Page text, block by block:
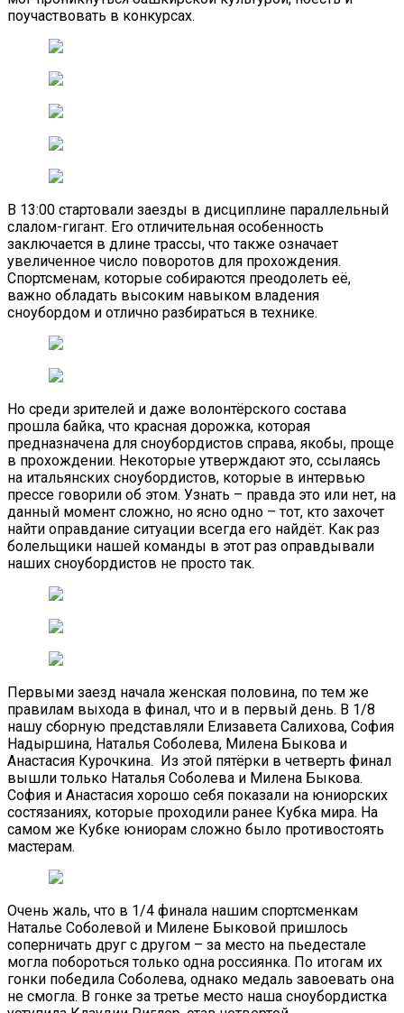
поучаствовать в конкурсах.
В 13:00 стартовали заезды в дисциплине параллельный
слалом-гигант. Его отличительная особенность
заключается в длине трассы, что также означает
увеличенное число поворотов для прохождения.
Спортсменам, которые собираются преодолеть её,
важно обладать высоким навыком владения
сноубордом и отлично разбираться в технике.
Но среди зрителей и даже волонтёрского состава
прошла байка, что красная дорожка, которая
предназначена для сноубордистов справа, якобы, проще
в прохождении. Некоторые утверждают это, ссылаясь
на итальянских сноубордистов, которые в интервью
прессе говорили об этом. Узнать – правда это или нет, на
данный момент сложно, но ясно одно – тот, кто захочет
найти оправдание ситуации всегда его найдёт. Как раз
болельщики нашей команды в этот раз оправдывали
наших сноубордистов не просто так.
Первыми заезд начала женская половина, по тем же
правилам выхода в финал, что и в первый день. В 1/8
нашу сборную представляли Елизавета Салихова, София
Надыршина, Наталья Соболева, Милена Быкова и
Анастасия Курочкина. Из этой пятёрки в четверть финал
вышли только Наталья Соболева и Милена Быкова.
София и Анастасия хорошо себя показали на юниорских
состязаниях, которые проходили ранее Кубка мира. На
самом же Кубке юниорам сложно было противостоять
мастерам.
Очень жаль, что в 1/4 финала нашим спортсменкам
Наталье Соболевой и Милене Быковой пришлось
соперничать друг с другом – за место на пьедестале
могла побороться только одна россиянка. По итогам их
гонки победила Соболева, однако медаль завоевать она
не смогла. В гонке за третье место наша сноубордистка